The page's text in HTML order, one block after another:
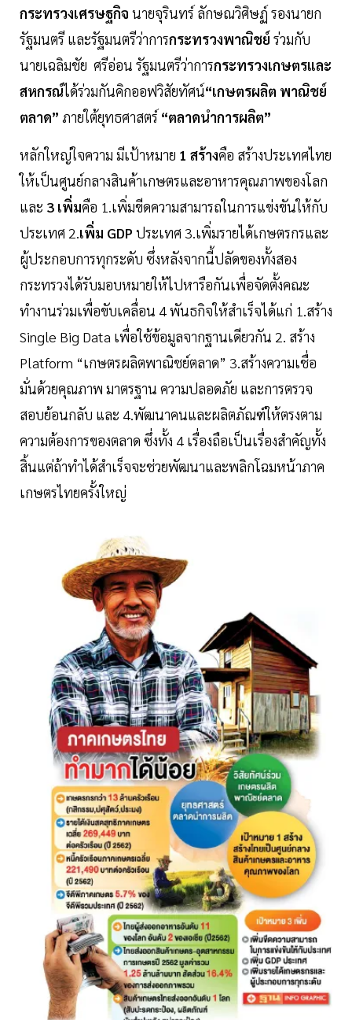
กระทรวงเศรษฐกิจ นายจุรินทร์ ลักษณวิศิษฏ์ รองนายก
รัฐมนตรี และรัฐมนตรีว่าการกระทรวงพาณิชย์ ร่วมกับ
นายเฉลิมชัย ศรีอ่อน รัฐมนตรีว่าการกระทรวงเกษตรและ
สหกรณ์ได้ร่วมกันคิกออฟวิสัยทัศน์“เกษตรผลิต พาณิชย์
ตลาด” ภายใต้ยุทธศาสตร์ “ตลาดนำการผลิต”
หลักใหญ่ใจความ มีเป้าหมาย 1 สร้างคือ สร้างประเทศไทย
ให้เป็นศูนย์กลางสินค้าเกษตรและอาหารคุณภาพของโลก
และ 3 เพิ่มคือ 1.เพิ่มขีดความสามารถในการแข่งขันให้กับ
ประเทศ 2.เพิ่ม GDP ประเทศ 3.เพิ่มรายได้เกษตรกรและ
ผู้ประกอบการทุกระดับ ซึ่งหลังจากนี้ปลัดของทั้งสอง
กระทรวงได้รับมอบหมายให้ไปหารือกันเพื่อจัดตั้งคณะ
ทำงานร่วมเพื่อขับเคลื่อน 4 พันธกิจให้สำเร็จได้แก่ 1.สร้าง
Single Big Data เพื่อใช้ข้อมูลจากฐานเดียวกัน 2. สร้าง
Platform “เกษตรผลิตพาณิชย์ตลาด” 3.สร้างความเชื่อ
มั่นด้วยคุณภาพ มาตรฐาน ความปลอดภัย และการตรวจ
สอบย้อนกลับ และ 4.พัฒนาคนและผลิตภัณฑ์ให้ตรงตาม
ความต้องการของตลาด ซึ่งทั้ง 4 เรื่องถือเป็นเรื่องสำคัญทั้ง
สิ้นแต่ถ้าทำได้สำเร็จจะช่วยพัฒนาและพลิกโฉมหน้าภาค
เกษตรไทยครั้งใหญ่